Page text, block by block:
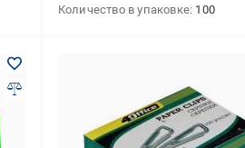
Количество в упаковке 100